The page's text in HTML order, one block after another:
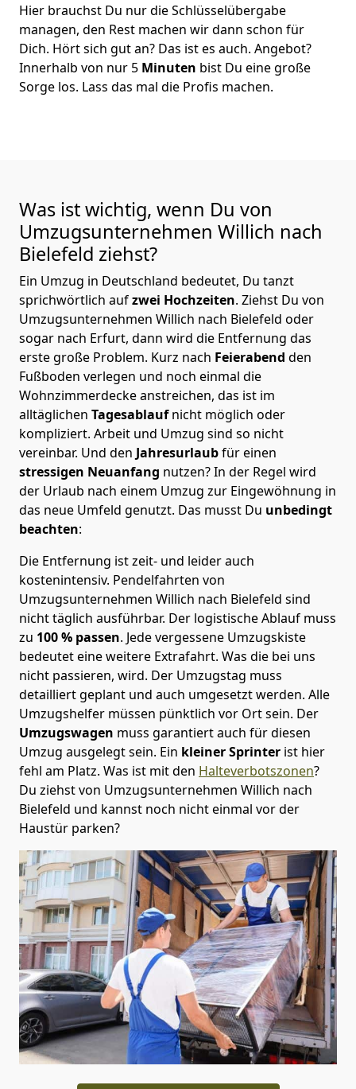
Hier brauchst Du nur die Schlüsselübergabe
managen, den Rest machen wir dann schon für
Dich. Hört sich gut an? Das ist es auch. Angebot?
Innerhalb von nur 5 Minuten bist Du eine große
Sorge los. Lass das mal die Profis machen.
Was ist wichtig, wenn Du von
Umzugsunternehmen Willich nach
Bielefeld ziehst?
Ein Umzug in Deutschland bedeutet, Du tanzt
sprichwörtlich aufzwei Hochzeiten. Ziehst Du von
Umzugsunternehmen Willich nach Bielefeld oder
sogar nach Erfurt, dann wird die Entfernung das
erste große Problem. Kurz nach Feierabend den
Fußboden verlegen und noch einmal die
Wohnzimmerdecke anstreichen, das ist im
alltäglichen Tagesablaufnicht möglich oder
kompliziert. Arbeit und Umzug sind so nicht
vereinbar. Und den Jahresurlaubfür einen
stressigen Neuanfang nutzen? In der Regel wird
der Urlaub nach einem Umzug zur Eingewöhnung in
das neue Umfeld genutzt. Das musst Du unbedingt
beachten:
Die Entfernung ist zeit- und leider auch
kostenintensiv. Pendelfahrten von
Umzugsunternehmen Willich nach Bielefeld sind
nicht täglich ausführbar. Der logistische Ablauf muss
zu 100 % passen. Jede vergessene Umzugskiste
bedeutet eine weitere Extrafahrt. Was die bei uns
nicht passieren, wird. Der Umzugstag muss
detailliert geplant und auch umgesetzt werden. Alle
Umzugshelfer müssen pünktlich vor Ort sein. Der
Umzugswagen muss garantiert auch für diesen
Umzug ausgelegt sein. Ein kleiner Sprinter ist hier
fehl am Platz. Was ist mit den Halteverbotszonen?
Du ziehst von Umzugsunternehmen Willich nach
Bielefeld und kannst noch nicht einmal vor der
Haustür parken?